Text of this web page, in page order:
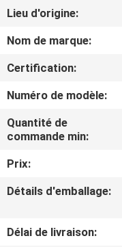
SUJET
DE
NOUS
VISITE
D'USINE
CONTRÔLE
DE
Lieu d'origine:
Nom de marque:
Certification:
Numéro de modèle:
Quantité de
commande min:
Prix:
Détails d'emballage:
Délai de livraison: